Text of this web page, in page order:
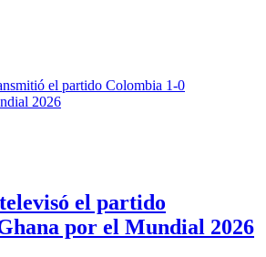
el partido
por el Mundial 2026